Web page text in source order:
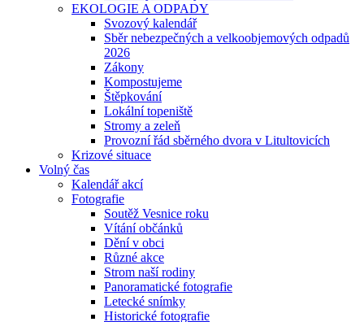
EKOLOGIE A ODPADY
Svozový kalendář
Sběr nebezpečných a velkoobjemových odpadů
2026
Zákony
Kompostujeme
Štěpkování
Lokální topeniště
Stromy a zeleň
Provozní řád sběrného dvora v Litultovicích
Krizové situace
Volný čas
Kalendář akcí
Fotografie
Soutěž Vesnice roku
Vítání občánků
Dění v obci
Různé akce
Strom naší rodiny
Panoramatické fotografie
Letecké snímky
Historické fotografie